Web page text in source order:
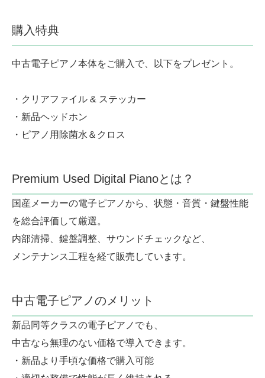
購入特典
中古電子ピアノ本体をご購入で、以下をプレゼント。
・クリアファイル & ステッカー
・新品ヘッドホン
・ピアノ用除菌水＆クロス
Premium Used Digital Pianoとは？
国産メーカーの電子ピアノから、状態・音質・鍵盤性能
を総合評価して厳選。
内部清掃、鍵盤調整、サウンドチェックなど、
メンテナンス工程を経て販売しています。
中古電子ピアノのメリット
新品同等クラスの電子ピアノでも、
中古なら無理のない価格で導入できます。
・新品より手頃な価格で購入可能